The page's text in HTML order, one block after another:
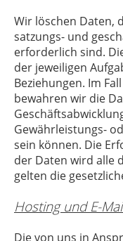
Wir löschen Daten,
satzungs- und
erforderlich sind.
der jeweiligen
Beziehungen. Im
bewahren wir die
Gewährleistungs-
sein können. Die
der Daten wird alle
gelten die
Hosting und E-
Die von uns in